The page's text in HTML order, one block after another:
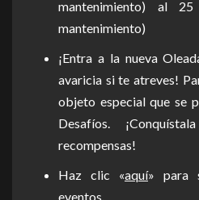
mantenimiento) al
mantenimiento)
¡Entra a la nueva
avaricia si te atreves!
objeto especial que se
Desafíos.
recompensas!
Haz clic «aquí» para
eventos.